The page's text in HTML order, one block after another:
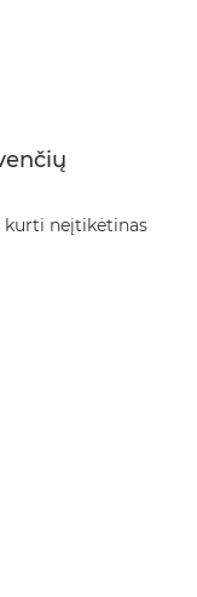
kurti neįtikėtinas